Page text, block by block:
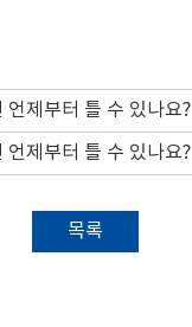
언제부터 틀 수 있나요?
언제부터 틀 수 있나요?
목록